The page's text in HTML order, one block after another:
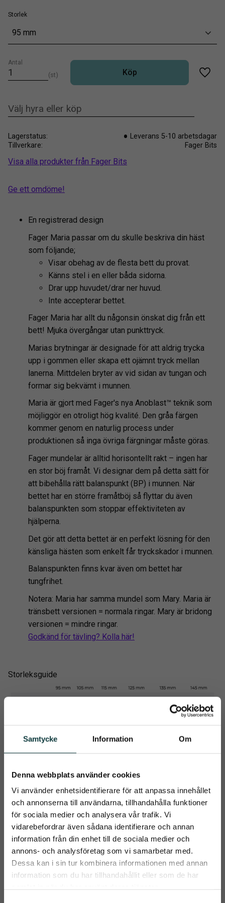
Samtycke Information Om
Denna webbplats använder cookies
Vi använder enhetsidentifierare för att anpassa innehållet
och annonserna till användarna, tillhandahålla funktioner
för sociala medier och analysera vår trafik. Vi
vidarebefordrar även sådana identifierare och annan
information från din enhet till de sociala medier och
annons- och analysföretag som vi samarbetar med.
Dessa kan i sin tur kombinera informationen med annan
information som du har tillhandahållit eller som de har
Storlek
95 mm
Antal
st Köp
Lägg
Lagerstatus
Leverans 5-10 arbetsdagar
Tillverkare
Fager Bits
Visa alla produkter från Fager Bits
Ge ett omdöme!
En registrerad design
Fager Maria passar om du skulle beskriva din häst
som följande;
Visar obehag av de flesta bett du provat.
Känns stel i en eller båda sidorna.
Drar upp huvudet/drar ner huvud.
Inte accepterar bettet.
Fager Maria har allt du någonsin önskat dig från ett
bett! Mjuka övergångar utan punkttryck.
Marias brytningar är designade för att aldrig trycka
upp i gommen eller skapa ett ojämnt tryck mellan
lanerna. Mittdelen bryter av vid sidan av tungan och
formar sig bekvämt i munnen.
Maria är gjort med Fager's nya Anoblast™ teknik som
möjliggör en otroligt hög kvalité. Den gråa färgen
kommer genom en naturlig process under
produktionen så inga övriga färgningar måste göras.
Fager mundelar är alltid horisontellt rakt – ingen har
en stor böj framåt. Vi designar dem på detta sätt för
att bibehålla rätt balanspunkt (BP) i munnen. När
bettet har en större framåtböj så flyttar du även
balanspunkten som stoppar effektiviteten av
hjälperna.
Det gör att detta bettet är en perfekt lösning för den
känsliga hästen som enkelt får tryckskador i munnen.
Balanspunkten finns kvar även om bettet har
tungfrihet.
Notera: Maria har samma mundel som Mary. Maria är
tränsbett versionen = normala ringar. Mary är bridong
versionen = mindre ringar.
Godkänd för tävling? Kolla här!
Storleksguide
Relaterade produkter
KAN HYRAS
Prenumerera på Emmishopens
nyhetsbrev
Det allra senaste direkt i din inkorg